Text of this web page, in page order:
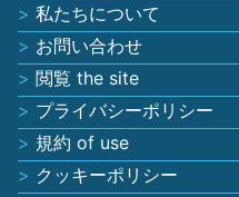
私たちについて
お問い合わせ
閲覧 the site
プライバシーポリシー
規約 of use
クッキーポリシー